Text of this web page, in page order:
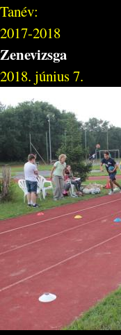
Tanév:
2017-2018
Zenevizsga
2018. június 7.